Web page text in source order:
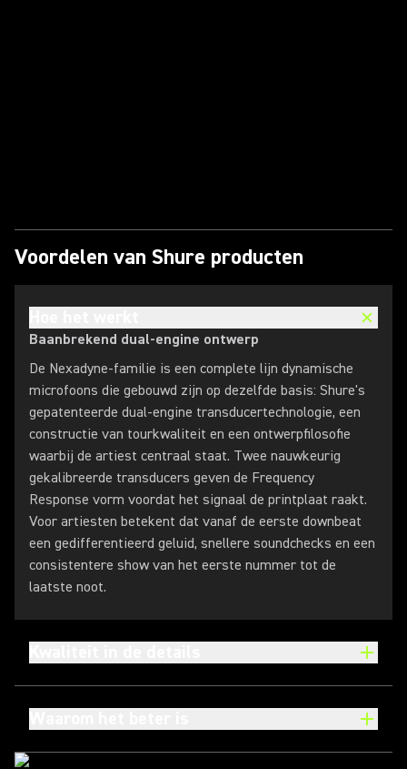
Voordelen van Shure producten
Baanbrekend dual-engine ontwerp
De Nexadyne-familie is een complete lijn dynamische
microfoons die gebouwd zijn op dezelfde basis: Shure's
gepatenteerde dual-engine transducertechnologie, een
constructie van tourkwaliteit en een ontwerpfilosofie
waarbij de artiest centraal staat. Twee nauwkeurig
gekalibreerde transducers geven de Frequency
Response vorm voordat het signaal de printplaat raakt.
Voor artiesten betekent dat vanaf de eerste downbeat
een gedifferentieerd geluid, snellere soundchecks en een
consistentere show van het eerste nummer tot de
laatste noot.